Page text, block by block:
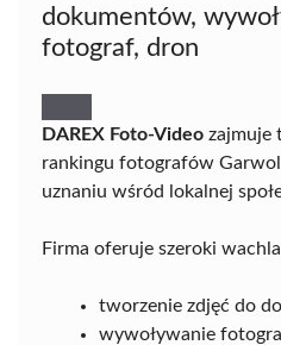
dokumentów,
fotograf, dron
DAREX Foto-Video zajmuje
rankingu fotografów
uznaniu wśród lokalnej
Firma oferuje szeroki
tworzenie zdjęć do
wywoływanie